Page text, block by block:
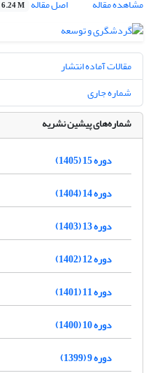
مشاهده مقاله
اصل مقاله 6.24 M
مقالات آماده انتشار
شماره جاری
شماره‌های پیشین نشریه
دوره 15 (1405)
دوره 14 (1404)
دوره 13 (1403)
دوره 12 (1402)
دوره 11 (1401)
دوره 10 (1400)
دوره 9 (1399)